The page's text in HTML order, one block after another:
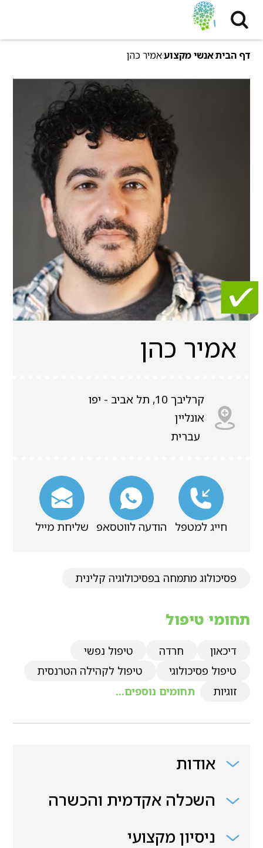
דף הביתאנשי מקצועאמיר כהן
אמיר כהן
קרליבך 10, תל אביב - יפו
אונליין
עברית
חייג למטפל הודעה לווטסאפ שליחת מייל
פסיכולוג מתמחה בפסיכולוגיה קלינית
תחומי טיפול
דיכאון חרדה
טיפול נפשי
טיפול פסיכולוגי
טיפול לקהילה הטרנסית
זוגיות
תחומים נוספים...
אודות
השכלה אקדמית והכשרה
ניסיון מקצועי